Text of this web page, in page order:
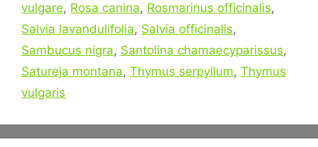
vulgare, Rosa canina, Rosmarinus officinalis,
Salvia lavandulifolia, Salvia officinalis,
Sambucus nigra, Santolina chamaecyparissus,
Satureja montana, Thymus serpyllum, Thymus
vulgaris